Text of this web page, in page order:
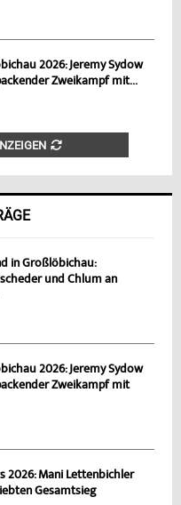
2026: Jeremy Sydow
Zweikampf mit...
in Großlöbichau:
und Chlum an
2026: Jeremy Sydow
Zweikampf mit
2026: Mani Lettenbichler
Gesamtsieg